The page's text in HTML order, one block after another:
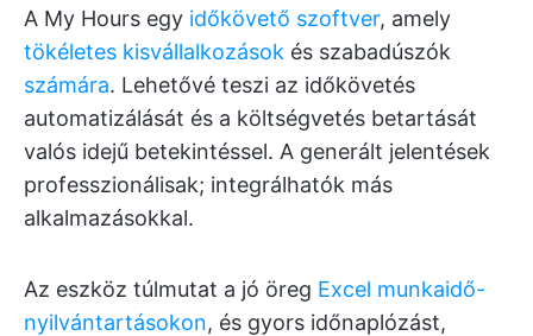
A My Hours egy időkövető szoftver, amely
tökéletes kisvállalkozások és szabadúszók
számára. Lehetővé teszi az időkövetés
automatizálását és a költségvetés betartását
valós idejű betekintéssel. A generált jelentések
professzionálisak; integrálhatók más
alkalmazásokkal.
Az eszköz túlmutat a jó öreg Excel munkaidő-
nyilvántartásokon, és gyors időnaplózást,